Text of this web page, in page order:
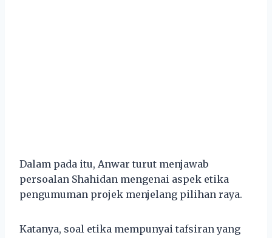
Dalam pada itu, Anwar turut menjawab
persoalan Shahidan mengenai aspek etika
pengumuman projek menjelang pilihan raya.
Katanya, soal etika mempunyai tafsiran yang